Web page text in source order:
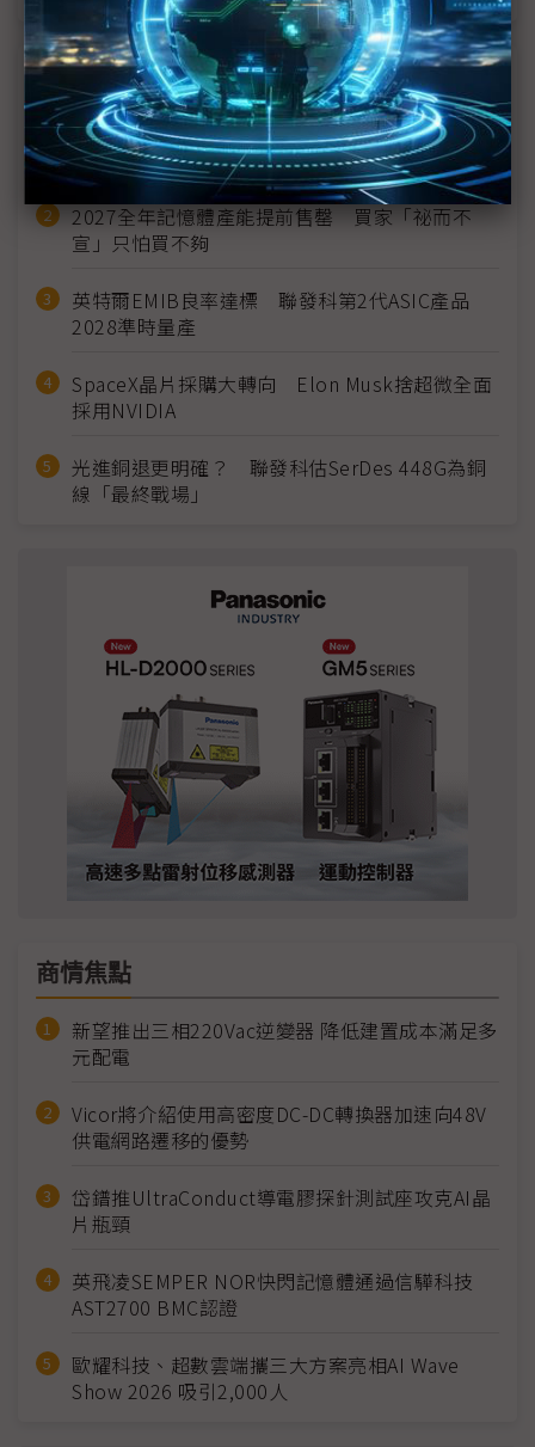
近７天熱門報導
MLCC訂單過熱、出貨比創高 村田示警全球AI基
建熱潮將趨緩
2027全年記憶體產能提前售罄 買家「祕而不
宣」只怕買不夠
英特爾EMIB良率達標 聯發科第2代ASIC產品
2028準時量產
SpaceX晶片採購大轉向 Elon Musk捨超微全面
採用NVIDIA
光進銅退更明確？ 聯發科估SerDes 448G為銅
線「最終戰場」
商情焦點
新望推出三相220Vac逆變器 降低建置成本滿足多
元配電
Vicor將介紹使用高密度DC-DC轉換器加速向48V
供電網路遷移的優勢
岱鐠推UltraConduct導電膠探針測試座攻克AI晶
片瓶頸
英飛凌SEMPER NOR快閃記憶體通過信驊科技
AST2700 BMC認證
歐耀科技、超數雲端攜三大方案亮相AI Wave
Show 2026 吸引2,000人